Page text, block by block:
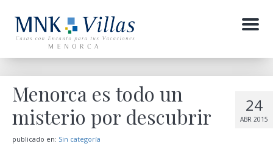
Menu
24
ABR 2015
Menorca es todo un
misterio por descubrir
publicado en: Sin categoría